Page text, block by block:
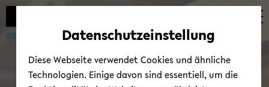
Automatische
vermeiden
zum
wechseln
zum
wechseln
zum
wechseln
Datenschutzeinstellung
Diese Webseite verwendet Cookies und ähnliche
Technologien. Einige davon sind essentiell, um die